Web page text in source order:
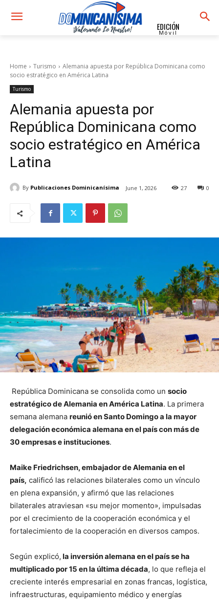
EDICIÓN
Móvil
Home Turismo
Alemania apuesta por República Dominicana como
socio estratégico en América Latina
Turismo
Alemania apuesta por
República Dominicana como
socio estratégico en América
Latina
By Publicaciones Dominicanísima June 1, 2026 0
27
República Dominicana se consolida como un socio
estratégico de Alemania en América Latina. La primera
semana alemana reunió en Santo Domingo a la mayor
delegación económica alemana en el país con más de
30 empresas e instituciones.
Maike Friedrichsen, embajador de Alemania en el
país, calificó las relaciones bilaterales como un vínculo
en plena expansión, y afirmó que las relaciones
bilaterales atraviesan «su mejor momento», impulsadas
por el crecimiento de la cooperación económica y el
fortalecimiento de la cooperación en diversos campos.
Según explicó, la inversión alemana en el país se ha
multiplicado por 15 en la última década, lo que refleja el
creciente interés empresarial en zonas francas, logística,
infraestructuras, equipamiento médico y energías